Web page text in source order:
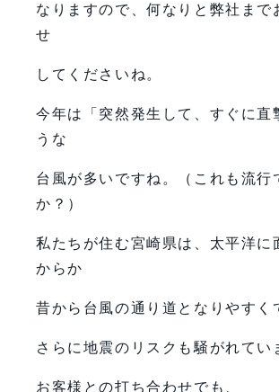
なりますので、何なりと弊社まで
せ
してくださいね。
今年は「突然発生して、すぐに直
うな
台風が多いですね。（これも流行
か？）
私たちが住む宮崎県は、太平洋に
からか
昔から台風の通り道となりやすく
さらに地震のリスクも騒がれてい
お客様との打ち合わせでも、